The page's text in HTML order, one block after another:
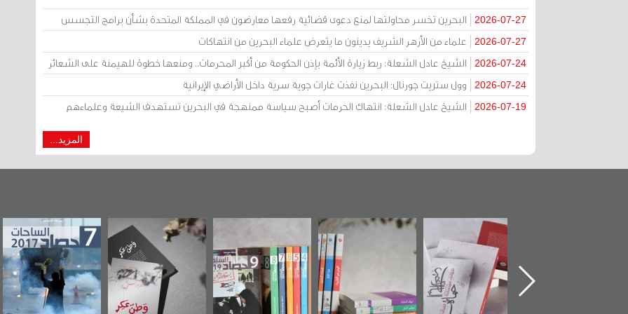
2026-07-27 البحرين تخسر محاولتها لمنع دعوى قضائية رفعها معارضون في المملكة المتحدة بشأن برامج التجسس
2026-07-27 علماء من الأزهر الشريف يدينون ما يتعرض علماء البحرين من انتهاكات
2026-07-24 الشيخ عادل الشعلة: ربط زيارة الأئمة بإذن الحكومة من أكبر المحرمات.. ومنعها خطوة للهيمنة على الشعائر
2026-07-24 وول ستريت جورنال: البحرين نفذت غارات جوية سرية داخل الأراضي الإيرانية
2026-07-19 الشيخ عادل الشعلة: انتهاك الحرمات أصبح سياسة ممنهجة في البحرين تستهدف الشيعة وعلماءهم
المزيد...
"حماة الباب الأخير":
الإصدار الأول عن
اعتصام الدراز
وأحداث ساحة
الفداء لمركز أوال
تصنيف موضوعي
للوثائق البريطانية
يقدمه «مركز أوال»
كتب
"مرآة البحرين"
تصدر حصاد
الساحات 2019
«وطن عكر» رواية
جديدة لمعتقل
عسكري تصدر عن
«مرآة البحرين»
حصاد 2017